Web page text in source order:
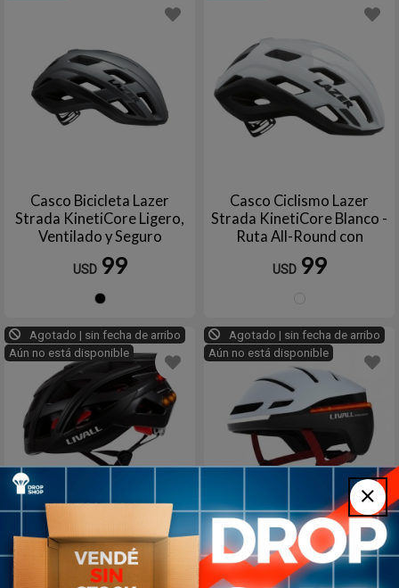
Casco Bicicleta Lazer
Strada KinetiCore Ligero,
Ventilado y Seguro
USD 99
Casco Ciclismo Lazer
Strada KinetiCore Blanco -
Ruta All-Round con
ScrollSys y Ventilación 23
Orificios
USD 99
Agotado | sin fecha de arribo
Aún no está disponible
Casco bicicleta Smart Livall
BH60 Negro
Agotado | sin fecha de arribo
Aún no está disponible
Casco bicicleta Smart Livall
EVO21 SOS Blanco